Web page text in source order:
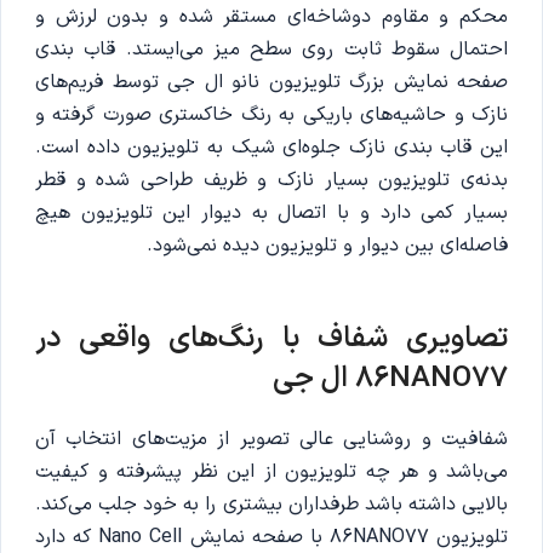
محکم و مقاوم دوشاخه‌ای مستقر شده و بدون لرزش و
احتمال سقوط ثابت روی سطح میز می‌ایستد. قاب بندی
صفحه نمایش بزرگ تلویزیون نانو ال جی توسط فریم‌های
نازک و حاشیه‌های باریکی به رنگ خاکستری صورت گرفته و
این قاب بندی نازک جلوه‌ای شیک به تلویزیون داده است.
بدنه‌ی تلویزیون بسیار نازک و ظریف طراحی شده و قطر
بسیار کمی دارد و با اتصال به دیوار این تلویزیون‌ هیچ
فاصله‌ای بین دیوار و تلویزیون دیده نمی‌شود.
تصاویری شفاف با رنگ‌های واقعی در
86NANO77 ال جی
شفافیت و روشنایی عالی تصویر از مزیت‌های انتخاب آن
می‌باشد و هر چه تلویزیون از این نظر پیشرفته و کیفیت
بالایی داشته باشد طرفداران بیشتری را به خود جلب می‌کند.
تلویزیون 86NANO77 با صفحه نمایش Nano Cell که دارد